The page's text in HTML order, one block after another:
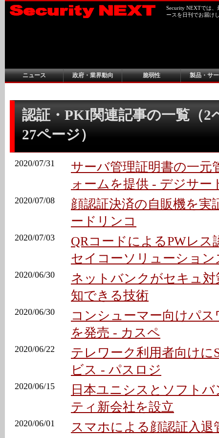
Security NEXTでは
ースを日刊でお届け
ニュース 政府・業界動向 脆弱性 製品・サ
認証・PKI関連記事の一覧（2
27ページ）
2020/07/31
サーバ管理証明書の一元
ォームを提供 - デジサー
2020/07/08
顔認証決済の自販機を実
ードリンコ
2020/07/03
QRコードによるPWレス
セイコーソリューション
2020/06/30
ネットバンクがセキュ
知できる技術
2020/06/30
コンシューマー向けパ
を発売 - カスペ
2020/06/22
テレワーク利用者向けに
ビス - パスロジ
2020/06/15
日本ユニシスとソフト
ティ新会社を設立
2020/06/01
スマホによる顔認証入退